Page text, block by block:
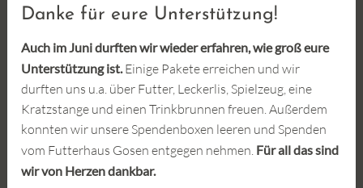
Danke für eure Unterstützung!
Auch im Juni durften wir wieder erfahren, wie groß eure
Unterstützung ist.Einige Pakete erreichen und wir
durften uns u.a. über Futter, Leckerlis, Spielzeug, eine
Kratzstange und einen Trinkbrunnen freuen. Außerdem
konnten wir unsere Spendenboxen leeren und Spenden
vom Futterhaus Gosen entgegen nehmen. Für all das sind
wir von Herzen dankbar.